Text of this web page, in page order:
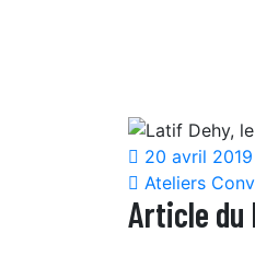
20 avril 2019
Ateliers
Article du